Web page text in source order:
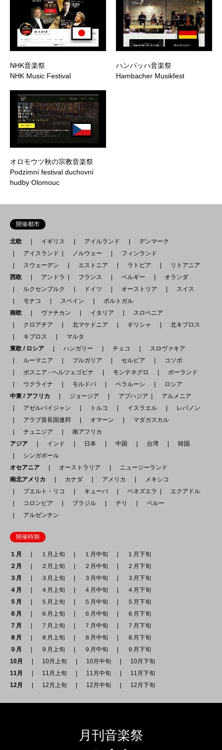
NHK音楽祭
NHK Music Festival
ハンバッハ音楽祭
Hambacher Musikfest
オロモウツ秋の宗教音楽祭
Podzimní festival duchovní
hudby Olomouc
開催都市
北欧 イギリス アイルランド
デンマーク
アイスランド
ノルウェー
フィンランド
スウェーデン
エストニア ラトビア
リトアニア
西欧
アンドラ フランス ベルギー
オランダ
ルクセンブルク
ドイツ オーストリア
スイス
モナコ
スペイン
ポルトガル
南欧
ヴァチカン イタリア
スロベニア
クロアチア
北マケドニア ギリシャ
北キプロス
キプロス
マルタ
東欧 / ロシア
ハンガリー チェコ
スロヴァキア
ルーマニア
ブルガリア セルビア
コソボ
ボスニア - ヘルツェゴビナ
モンテネグロ
ポーランド
ウクライナ
モルドバ ベラルーシ
ロシア
中東 / アフリカ
ジョージア アブハジア
アルメニア
アゼルバイジャン
トルコ イスラエル
レバノン
アラブ首長国連邦
オマーン
マダガスカル
チュニジア
南アフリカ
アジア
インド 日本 中国 台湾
韓国
シンガポール
オセアニア
オーストラリア
ニュージーランド
南北アメリカ
カナダ アメリカ
メキシコ
プエルト・リコ
キューバ ベネズエラ
エクアドル
コロンビア
ブラジル チリ
ペルー
アルゼンチン
開催時期
１月 １月上旬 １月中旬
１月下旬
２月
２月上旬 ２月中旬
２月下旬
３月
３月上旬 ３月中旬
３月下旬
４月
４月上旬 ４月中旬
４月下旬
５月
５月上旬 ５月中旬
５月下旬
６月
６月上旬 ６月中旬
６月下旬
７月
７月上旬 ７月中旬
７月下旬
８月
８月上旬 ８月中旬
８月下旬
９月
９月上旬 ９月中旬
９月下旬
10月
10月上旬 10月中旬
10月下旬
11月
11月上旬 11月中旬
11月下旬
12月
12月上旬 12月中旬 12月下旬
月刊音楽祭